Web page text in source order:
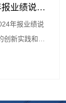
业绩说明
年报业绩说
新实践和高